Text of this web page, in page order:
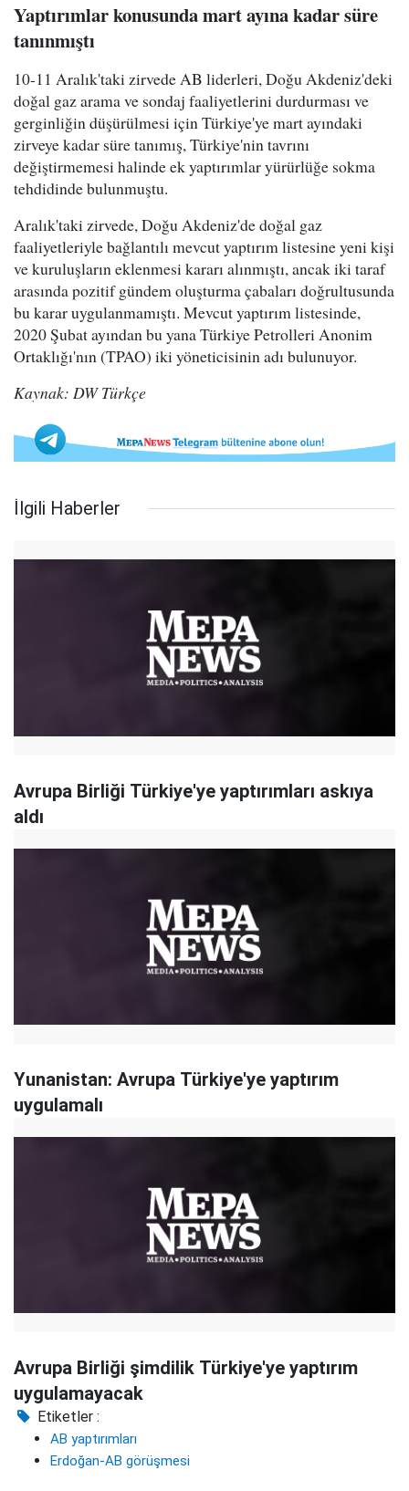
Yaptırımlar konusunda mart ayına kadar süre
tanınmıştı
10-11 Aralık'taki zirvede AB liderleri, Doğu Akdeniz'deki
doğal gaz arama ve sondaj faaliyetlerini durdurması ve
gerginliğin düşürülmesi için Türkiye'ye mart ayındaki
zirveye kadar süre tanımış, Türkiye'nin tavrını
değiştirmemesi halinde ek yaptırımlar yürürlüğe sokma
tehdidinde bulunmuştu.
Aralık'taki zirvede, Doğu Akdeniz'de doğal gaz
faaliyetleriyle bağlantılı mevcut yaptırım listesine yeni kişi
ve kuruluşların eklenmesi kararı alınmıştı, ancak iki taraf
arasında pozitif gündem oluşturma çabaları doğrultusunda
bu karar uygulanmamıştı. Mevcut yaptırım listesinde,
2020 Şubat ayından bu yana Türkiye Petrolleri Anonim
Ortaklığı'nın (TPAO) iki yöneticisinin adı bulunuyor.
Kaynak: DW Türkçe
İlgili Haberler
Avrupa Birliği Türkiye'ye yaptırımları askıya
aldı
Yunanistan: Avrupa Türkiye'ye yaptırım
uygulamalı
Avrupa Birliği şimdilik Türkiye'ye yaptırım
uygulamayacak
Etiketler :
AB yaptırımları
Erdoğan-AB görüşmesi